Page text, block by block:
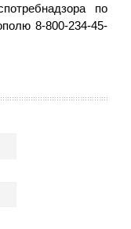
по
8-800-234-45-